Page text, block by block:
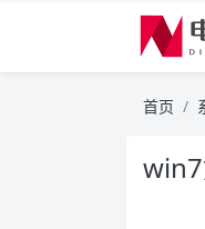
首页